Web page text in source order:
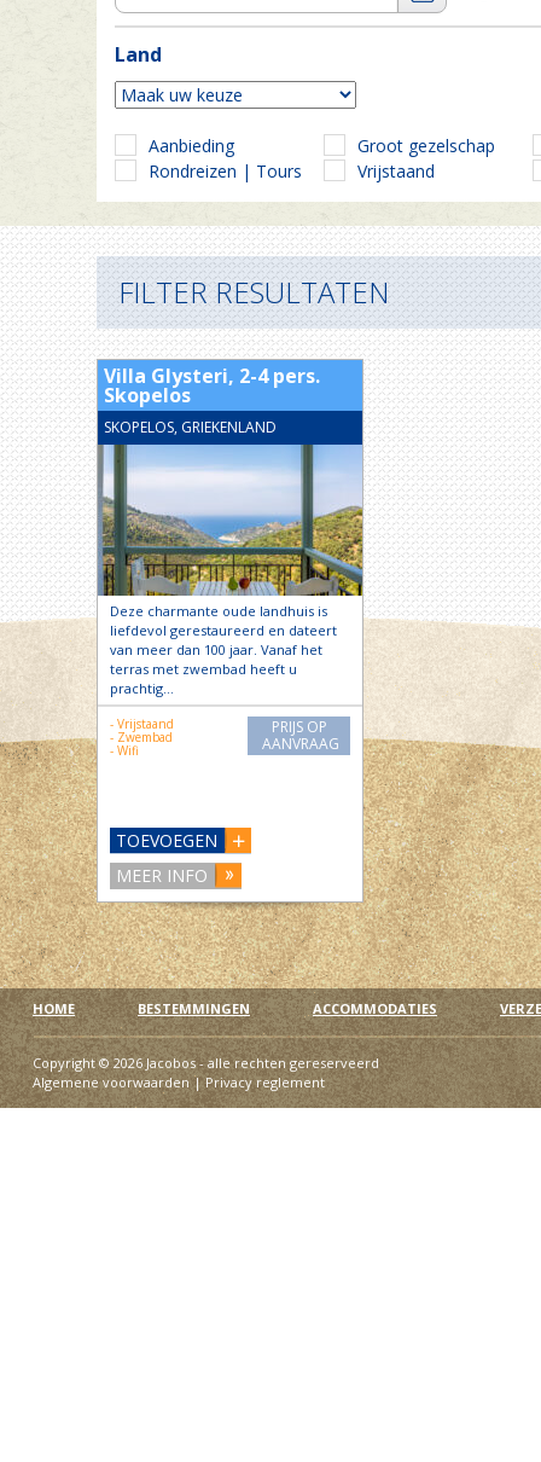
Land
Aanbieding
Groot gezelschap
Rondreizen | Tours
Vrijstaand
FILTER RESULTATEN
Villa Glysteri, 2-4 pers.
Skopelos
SKOPELOS, GRIEKENLAND
Deze charmante oude landhuis is
liefdevol gerestaureerd en dateert
van meer dan 100 jaar. Vanaf het
terras met zwembad heeft u
prachtig…
- Vrijstaand
- Zwembad
- Wifi
PRIJS OP
AANVRAAG
TOEVOEGEN
MEER INFO
HOME BESTEMMINGEN ACCOMMODATIES
Copyright © 2026 Jacobos - alle rechten gereserveerd
Algemene voorwaarden|Privacy reglement